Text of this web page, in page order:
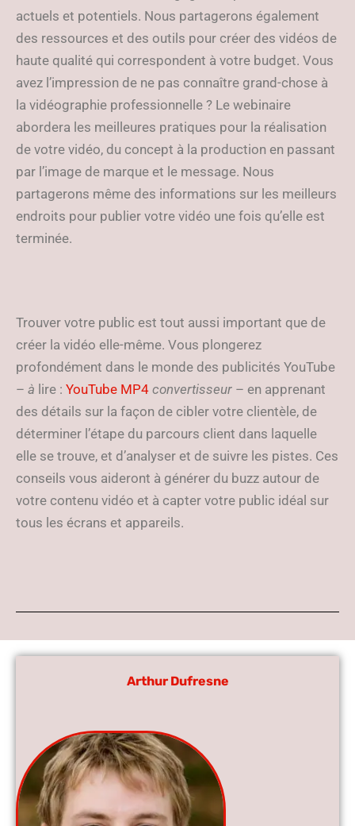
actuels et potentiels. Nous partagerons également
des ressources et des outils pour créer des vidéos de
haute qualité qui correspondent à votre budget. Vous
avez l’impression de ne pas connaître grand-chose à
la vidéographie professionnelle ? Le webinaire
abordera les meilleures pratiques pour la réalisation
de votre vidéo, du concept à la production en passant
par l’image de marque et le message. Nous
partagerons même des informations sur les meilleurs
endroits pour publier votre vidéo une fois qu’elle est
terminée.
Trouver votre public est tout aussi important que de
créer la vidéo elle-même. Vous plongerez
profondément dans le monde des publicités YouTube
– à lire : YouTube MP4 convertisseur – en apprenant
des détails sur la façon de cibler votre clientèle, de
déterminer l’étape du parcours client dans laquelle
elle se trouve, et d’analyser et de suivre les pistes. Ces
conseils vous aideront à générer du buzz autour de
votre contenu vidéo et à capter votre public idéal sur
tous les écrans et appareils.
Arthur Dufresne